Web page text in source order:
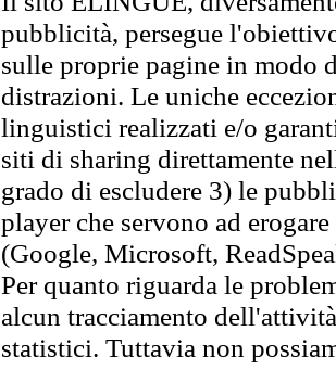
pubblicità, persegue
sulle proprie pagine in modo
distrazioni. Le uniche
linguistici realizzati e/o
siti di sharing direttamente
grado di escludere 3) le
player che servono ad
(Google, Microsoft,
Per quanto riguarda le
alcun tracciamento
statistici. Tuttavia non